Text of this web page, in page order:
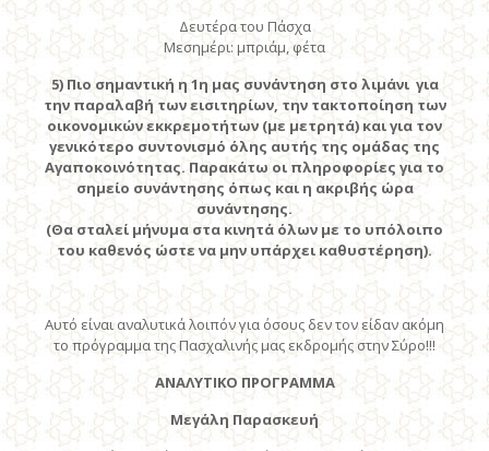
Δευτέρα του Πάσχα
Μεσημέρι: μπριάμ, φέτα
5) Πιο σημαντική η 1η μας συνάντηση στο λιμάνι για
την παραλαβή των εισιτηρίων, την τακτοποίηση των
οικονομικών εκκρεμοτήτων (με μετρητά) και για τον
γενικότερο συντονισμό όλης αυτής της ομάδας της
Αγαποκοινότητας. Παρακάτω οι πληροφορίες για το
σημείο συνάντησης όπως και η ακριβής ώρα
συνάντησης.
(Θα σταλεί μήνυμα στα κινητά όλων με το υπόλοιπο
του καθενός ώστε να μην υπάρχει καθυστέρηση).
Αυτό είναι αναλυτικά λοιπόν για όσους δεν τον είδαν ακόμη
το πρόγραμμα της Πασχαλινής μας εκδρομής στην Σύρο!!!
ΑΝΑΛΥΤΙΚΟ ΠΡΟΓΡΑΜΜΑ
Μεγάλη Παρασκευή